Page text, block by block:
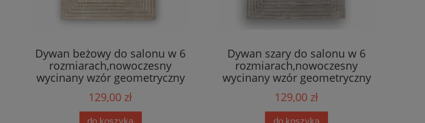
Dywan beżowy do salonu w 6
rozmiarach,nowoczesny
wycinany wzór geometryczny
boho
129,00 zł
do koszyka
Dywan szary do salonu w 6
rozmiarach,nowoczesny
wycinany wzór geometryczny
boho
129,00 zł
do koszyka